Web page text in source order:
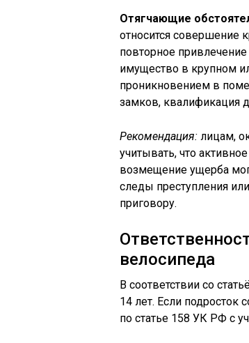
Отягчающие
относится совершение
повторное привлечение
имущество в крупном
проникновением в
замков, квалификация
Рекомендация: лицам,
учитывать, что
возмещение ущерба
следы преступления
приговору.
велосипеда
В соответствии со
14 лет. Если подросток
по статье 158 УК РФ с